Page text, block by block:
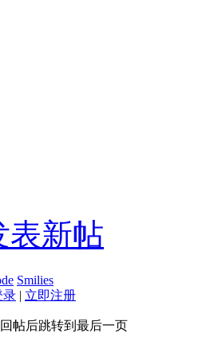
表新帖
Smilies
录 | 立即注册
回帖后跳转到最后一页